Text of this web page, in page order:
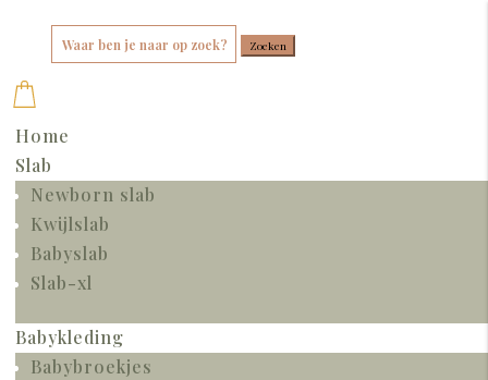
Zoek
naar:
Home
Slab
Newborn slab
Kwijlslab
Babyslab
Slab-xl
Babykleding
Babybroekjes